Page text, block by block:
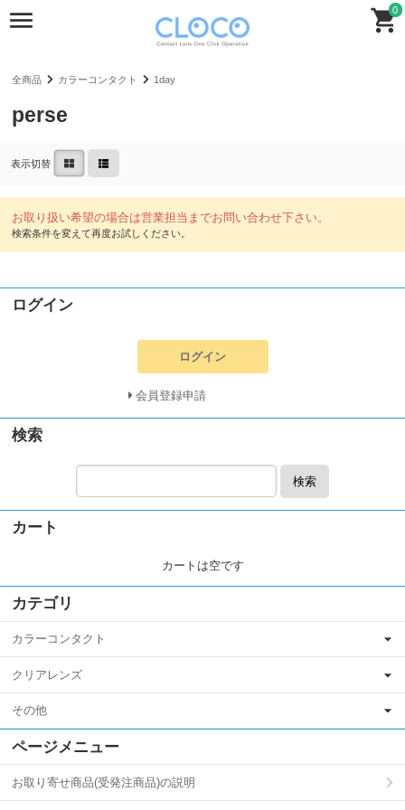
0
全商品 カラーコンタクト 1day
perse
表示切替
ログイン
ログイン
検索
検索
カート
カートは空です
カテゴリ
カラーコンタクト
クリアレンズ
その他
ページメニュー
お取り寄せ商品(受発注商品)の説明